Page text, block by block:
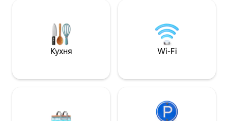
на открито, за да се насладите и да
се отпуснете, след като
разгледате този невероятен град
един от 10 - те„
света.
барове и
Кухня Wi-Fi